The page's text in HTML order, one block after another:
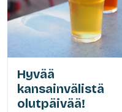
Hyvää
kansainvälistä
olutpäivää!